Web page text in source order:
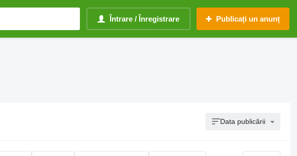
Întrare / Înregistrare Publicați un anunț
Data publicării